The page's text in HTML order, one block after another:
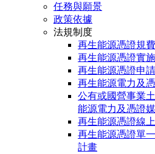
任務與願景
政策依據
法規制度
再生能源憑證規費
再生能源憑證實
再生能源憑證申
再生能源電力及
公有或國營事業
能源電力及憑證
再生能源憑證線
再生能源憑證單
計畫